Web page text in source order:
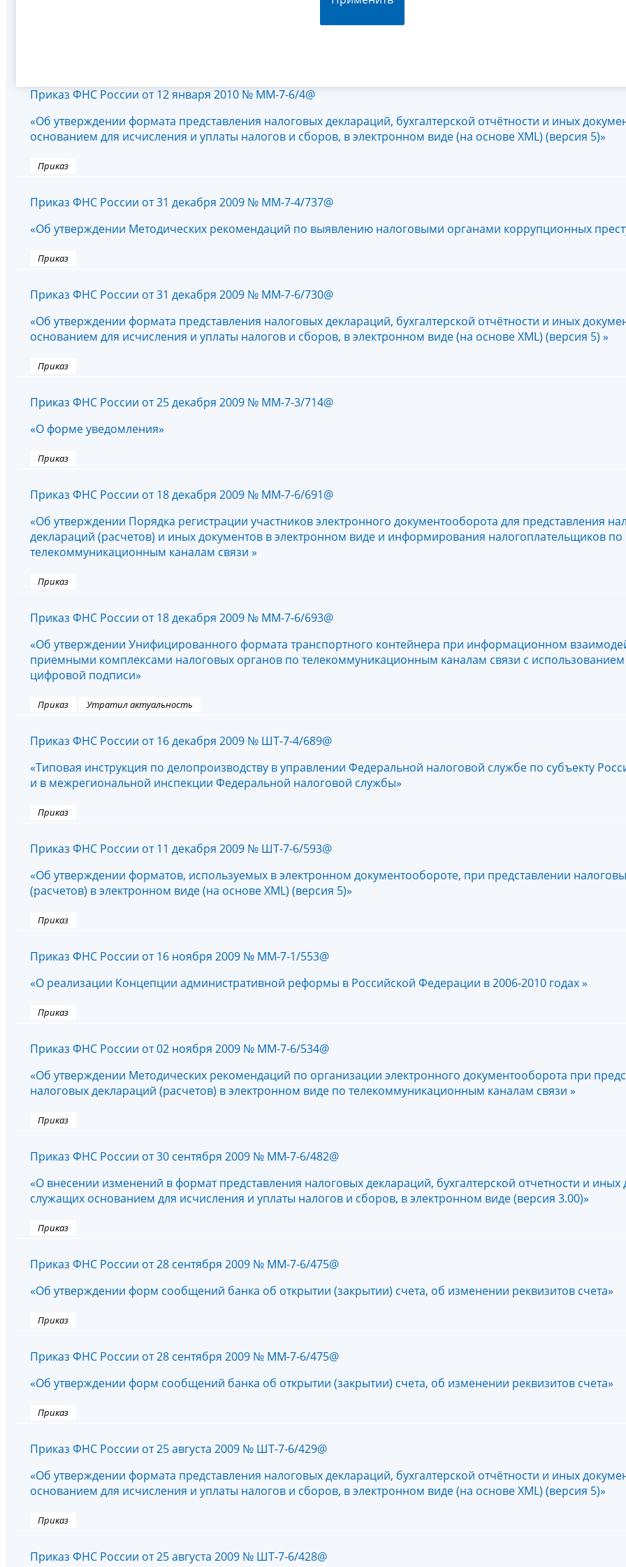
Приказ ФНС России от 12 января 2010 № ММ-7-6/4@
«Об утверждении формата представления налоговых деклараций, бухгалтерской отчётности и иных
основанием для исчисления и уплаты налогов и сборов, в электронном виде (на основе XML) (версия 5)»
Приказ
Приказ ФНС России от 31 декабря 2009 № ММ-7-4/737@
«Об утверждении Методических рекомендаций по выявлению налоговыми органами коррупционных
Приказ
Приказ ФНС России от 31 декабря 2009 № ММ-7-6/730@
«Об утверждении формата представления налоговых деклараций, бухгалтерской отчётности и иных
основанием для исчисления и уплаты налогов и сборов, в электронном виде (на основе XML) (версия 5) »
Приказ
Приказ ФНС России от 25 декабря 2009 № ММ-7-3/714@
«О форме уведомления»
Приказ
Приказ ФНС России от 18 декабря 2009 № ММ-7-6/691@
«Об утверждении Порядка регистрации участников электронного документооборота для представления
деклараций (расчетов) и иных документов в электронном виде и информирования налогоплательщиков по
телекоммуникационным каналам связи »
Приказ
Приказ ФНС России от 18 декабря 2009 № ММ-7-6/693@
«Об утверждении Унифицированного формата транспортного контейнера при информационном
приемными комплексами налоговых органов по телекоммуникационным каналам связи с использованием
цифровой подписи»
Приказ Утратил актуальность
Приказ ФНС России от 16 декабря 2009 № ШТ-7-4/689@
«Типовая инструкция по делопроизводству в управлении Федеральной налоговой службе по субъекту
и в межрегиональной инспекции Федеральной налоговой службы»
Приказ
Приказ ФНС России от 11 декабря 2009 № ШТ-7-6/593@
«Об утверждении форматов, используемых в электронном документообороте, при представлении
(расчетов) в электронном виде (на основе XML) (версия 5)»
Приказ
Приказ ФНС России от 16 ноября 2009 № ММ-7-1/553@
«О реализации Концепции административной реформы в Российской Федерации в 2006-2010 годах »
Приказ
Приказ ФНС России от 02 ноября 2009 № ММ-7-6/534@
«Об утверждении Методических рекомендаций по организации электронного документооборота при
налоговых деклараций (расчетов) в электронном виде по телекоммуникационным каналам связи »
Приказ
Приказ ФНС России от 30 сентября 2009 № ММ-7-6/482@
«О внесении изменений в формат представления налоговых деклараций, бухгалтерской отчетности и иных
служащих основанием для исчисления и уплаты налогов и сборов, в электронном виде (версия 3.00)»
Приказ
Приказ ФНС России от 28 сентября 2009 № ММ-7-6/475@
«Об утверждении форм сообщений банка об открытии (закрытии) счета, об изменении реквизитов счета»
Приказ
Приказ ФНС России от 28 сентября 2009 № ММ-7-6/475@
«Об утверждении форм сообщений банка об открытии (закрытии) счета, об изменении реквизитов счета»
Приказ
Приказ ФНС России от 25 августа 2009 № ШТ-7-6/429@
«Об утверждении формата представления налоговых деклараций, бухгалтерской отчётности и иных
основанием для исчисления и уплаты налогов и сборов, в электронном виде (на основе XML) (версия 5)»
Приказ
Приказ ФНС России от 25 августа 2009 № ШТ-7-6/428@